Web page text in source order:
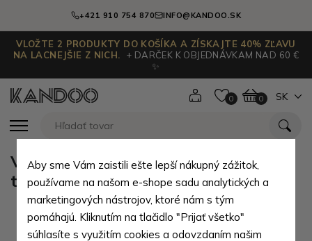
+421 910 754 870 INFO@KANDOO.SK
VLOŽTE 2 PRODUKTY DO KOŠÍKA A ZÍSKAJTE 40% ZĽAVU
NA LACNEJŠIE Z NICH.
+ DARČEK K OBJEDNÁVKAM NAD 60 €
✨
0 0 SK
Vyživujúci a impregnačný krém na
tmavo hnedú kožu Dirk
Aby sme Vám zaistili ešte lepší nákupný zážitok,
používame na našom e-shope sadu analytických a
marketingových nástrojov, ktoré nám s tým
pomáhajú. Kliknutím na tlačidlo "Prijať všetko"
súhlasíte s využitím cookies a odovzdaním našim